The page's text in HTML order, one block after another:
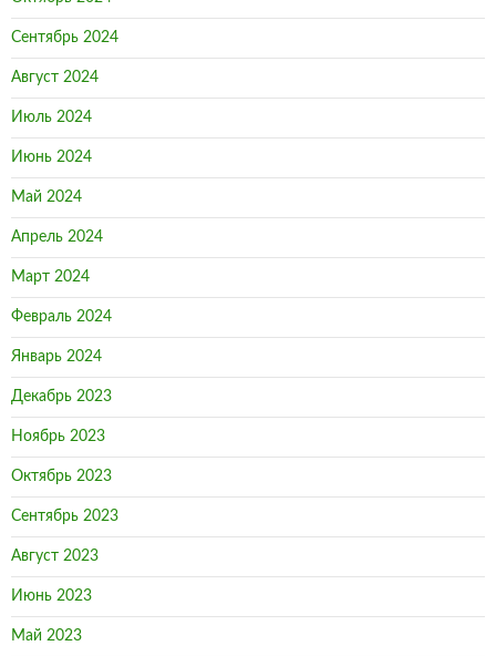
Сентябрь 2024
Август 2024
Июль 2024
Июнь 2024
Май 2024
Апрель 2024
Март 2024
Февраль 2024
Январь 2024
Декабрь 2023
Ноябрь 2023
Октябрь 2023
Сентябрь 2023
Август 2023
Июнь 2023
Май 2023